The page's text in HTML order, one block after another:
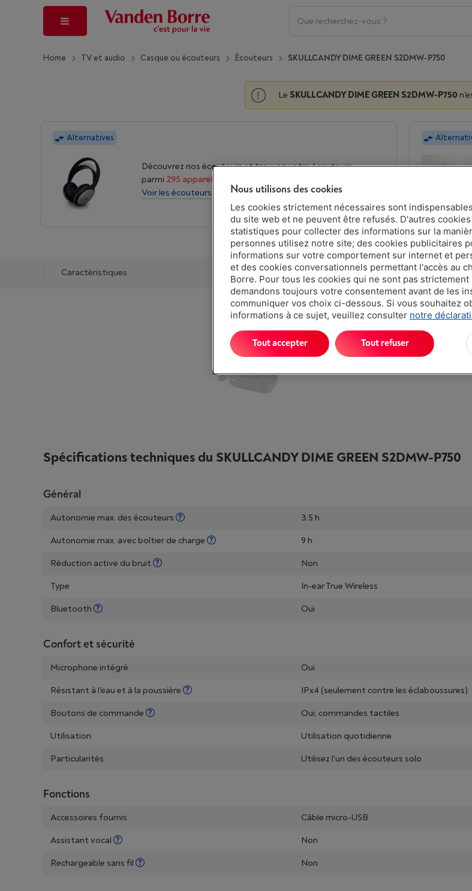
Home TV et audio Casque ou écouteurs Écouteurs SKULLCANDY DIME GREEN S2DMW-P750
Le SKULLCANDY DIME GREEN S2DMW-P750
Alternatives
Découvrez nos écouteurs et trouvez votre écouteurs
parmi 295 appareils.
Voir les écouteurs
Caractéristiques
SKULLCANDY DIME GREEN
Ce produit n'est plus disponible !
Spécifications techniques du SKULLCANDY DIME GREEN S2DMW-P750
Général
Autonomie max. des écouteurs
3.5 h
Autonomie max. avec boîtier de charge
9 h
Réduction active du bruit
Non
Type
In-ear True Wireless
Bluetooth
Oui
Confort et sécurité
Microphone intégré
Oui
Résistant à l'eau et à la poussière
IPx4 (seulement contre les éclaboussures)
Boutons de commande
Oui, commandes tactiles
Utilisation
Utilisation quotidienne
Particularités
Utilisez l'un des écouteurs solo
Fonctions
Accessoires fournis
Câble micro-USB
Assistant vocal
Non
Rechargeable sans fil
Non
Nous utilisons des cookies
Les cookies strictement nécessaires sont
du site web et ne peuvent être refusés. D'autres
statistiques pour collecter des informations sur la
personnes utilisez notre site; des cookies publicitaires
informations sur votre comportement sur internet et
et des cookies conversationnels permettant l'accès au
Borre. Pour tous les cookies qui ne sont pas strictement
demandons toujours votre consentement avant de les
communiquer vos choix ci-dessous. Si vous souhaitez
informations à ce sujet, veuillez consulter notre
Tout refuser
Tout accepter